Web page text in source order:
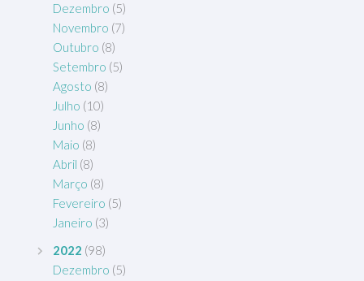
Dezembro (5)
Novembro (7)
Outubro (8)
Setembro (5)
Agosto (8)
Julho (10)
Junho (8)
Maio (8)
Abril (8)
Março (8)
Fevereiro (5)
Janeiro (3)
2022 (98)
Dezembro (5)